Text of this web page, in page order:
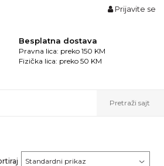
Prijavite se
Besplatna dostava
Pravna lica: preko 150 KM
Fizička lica: preko 50 KM
Pretraži sajt